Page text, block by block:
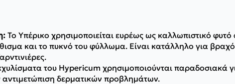
Το Υπέρικο χρησιμοποιείται ευρέως ως καλλωπιστικό
και το πυκνό του φύλλωμα. Είναι κατάλληλο για
του Hypericum χρησιμοποιούνται παραδοσιακά
αντιμετώπιση δερματικών προβλημάτων.